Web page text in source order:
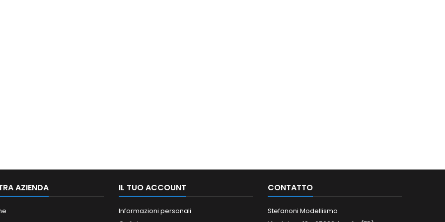
AZIENDA IL TUO ACCOUNT
Informazioni personali
CONTATTO
Stefanoni Modellismo